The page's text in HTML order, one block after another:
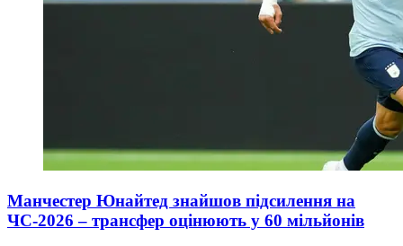
Манчестер Юнайтед знайшов підсилення на
ЧС-2026 – трансфер оцінюють у 60 мільйонів